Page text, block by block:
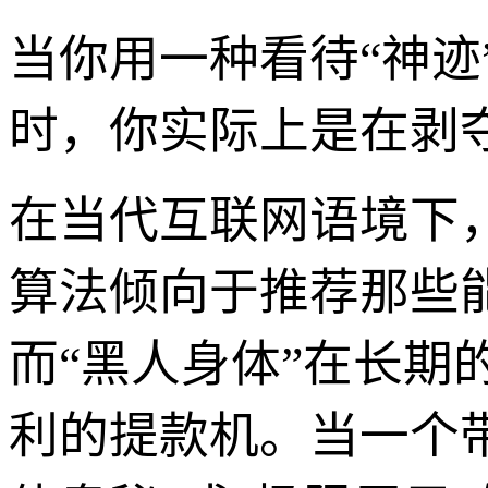
当你用一种看待“神
时，你实际上是在剥
在当代互联网语境下
算法倾向于推荐那些
而“黑人身体”在长期
利的提款机。当一个